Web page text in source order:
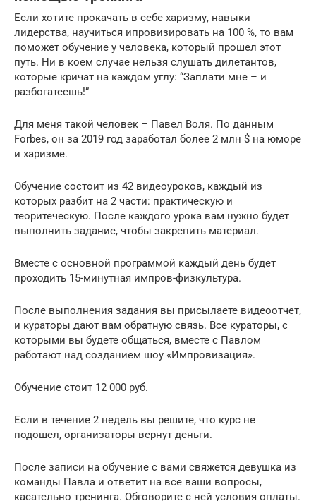
Если хотите прокачать в себе харизму, навыки
лидерства, научиться ипровизировать на 100 %, то вам
поможет обучение у человека, который прошел этот
путь. Ни в коем случае нельзя слушать дилетантов,
которые кричат на каждом углу: “Заплати мне – и
разбогатеешь!”
Для меня такой человек – Павел Воля. По данным
Forbes, он за 2019 год заработал более 2 млн $ на юморе
и харизме.
Обучение состоит из 42 видеоуроков, каждый из
которых разбит на 2 части: практическую и
теоритеческую. После каждого урока вам нужно будет
выполнить задание, чтобы закрепить материал.
Вместе с основной программой каждый день будет
проходить 15-минутная импров-физкультура.
После выполнения задания вы присылаете видеоотчет,
и кураторы дают вам обратную связь. Все кураторы, с
которыми вы будете общаться, вместе с Павлом
работают над созданием шоу «Импровизация».
Обучение стоит 12 000 руб.
Если в течение 2 недель вы решите, что курс не
подошел, организаторы вернут деньги.
После записи на обучение с вами свяжется девушка из
команды Павла и ответит на все ваши вопросы,
касательно тренинга. Обговорите с ней условия оплаты.